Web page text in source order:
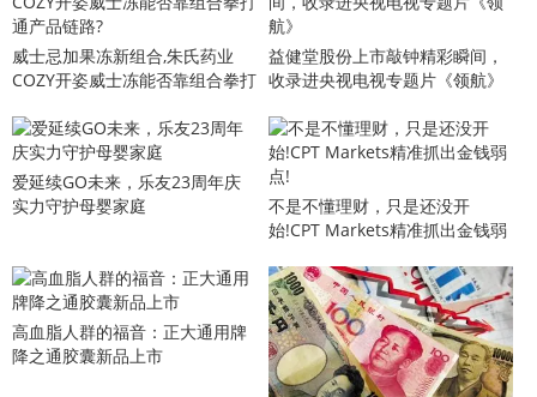
威士忌加果冻新组合,朱氏药业
COZY开姿威士冻能否靠组合拳打
益健堂股份上市敲钟精彩瞬间，
收录进央视电视专题片《领航》
爱延续GO未来，乐友23周年庆
实力守护母婴家庭
不是不懂理财，只是还没开
始!CPT Markets精准抓出金钱弱
​高血脂人群的福音：正大通用牌
降之通胶囊新品上市